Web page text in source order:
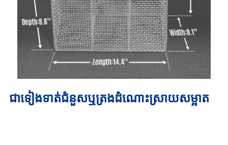
ជាទៀងទាត់ជំនួសឬត្រងដំណោះស្រាយសម្អាត